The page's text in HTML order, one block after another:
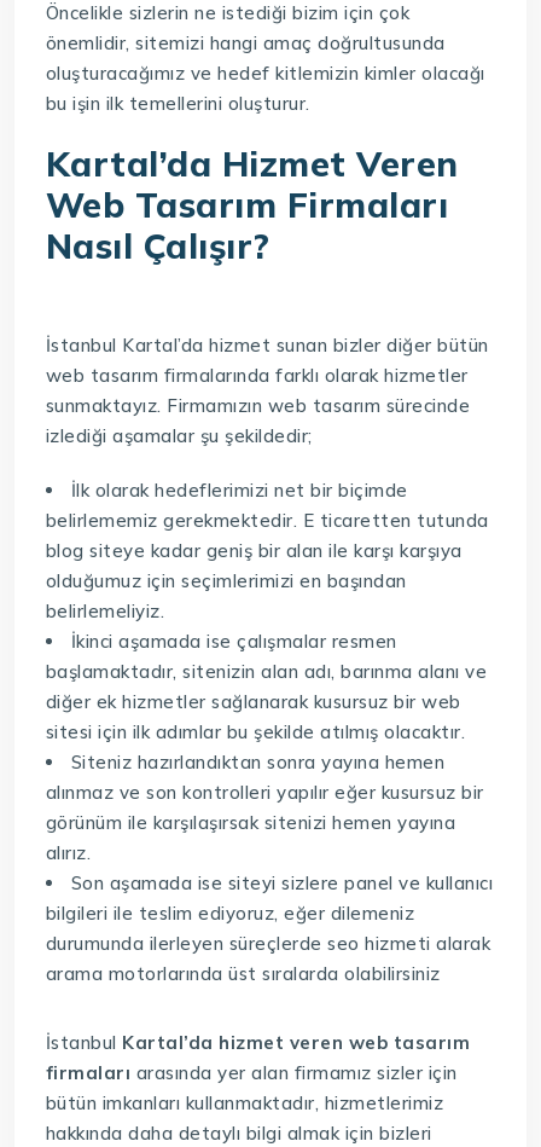
Öncelikle sizlerin ne istediği bizim için çok
önemlidir, sitemizi hangi amaç doğrultusunda
oluşturacağımız ve hedef kitlemizin kimler olacağı
bu işin ilk temellerini oluşturur.
Kartal’da Hizmet Veren
Web Tasarım Firmaları
Nasıl Çalışır?
İstanbul Kartal’da hizmet sunan bizler diğer bütün
web tasarım firmalarında farklı olarak hizmetler
sunmaktayız. Firmamızın web tasarım sürecinde
izlediği aşamalar şu şekildedir;
İlk olarak hedeflerimizi net bir biçimde
belirlememiz gerekmektedir. E ticaretten tutunda
blog siteye kadar geniş bir alan ile karşı karşıya
olduğumuz için seçimlerimizi en başından
belirlemeliyiz.
İkinci aşamada ise çalışmalar resmen
başlamaktadır, sitenizin alan adı, barınma alanı ve
diğer ek hizmetler sağlanarak kusursuz bir web
sitesi için ilk adımlar bu şekilde atılmış olacaktır.
Siteniz hazırlandıktan sonra yayına hemen
alınmaz ve son kontrolleri yapılır eğer kusursuz bir
görünüm ile karşılaşırsak sitenizi hemen yayına
alırız.
Son aşamada ise siteyi sizlere panel ve kullanıcı
bilgileri ile teslim ediyoruz, eğer dilemeniz
durumunda ilerleyen süreçlerde seo hizmeti alarak
arama motorlarında üst sıralarda olabilirsiniz
İstanbul Kartal’da hizmet veren web tasarım
firmaları arasında yer alan firmamız sizler için
bütün imkanları kullanmaktadır, hizmetlerimiz
hakkında daha detaylı bilgi almak için bizleri